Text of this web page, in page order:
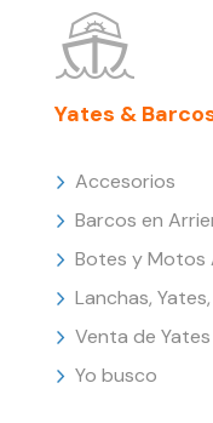
Yates &
Accesorios
Barcos en
Botes y Motos
Lanchas,
Venta de
Yo busco